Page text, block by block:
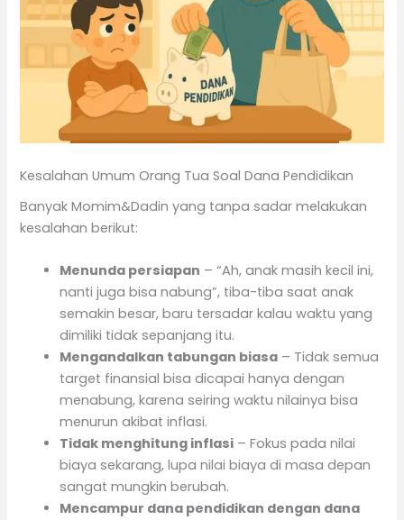
Kesalahan Umum Orang Tua Soal Dana Pendidikan
Banyak Momim&Dadin yang tanpa sadar melakukan
kesalahan berikut:
Menunda persiapan – “Ah, anak masih kecil ini,
nanti juga bisa nabung”, tiba-tiba saat anak
semakin besar, baru tersadar kalau waktu yang
dimiliki tidak sepanjang itu.
Mengandalkan tabungan biasa – Tidak semua
target finansial bisa dicapai hanya dengan
menabung, karena seiring waktu nilainya bisa
menurun akibat inflasi.
Tidak menghitung inflasi – Fokus pada nilai
biaya sekarang, lupa nilai biaya di masa depan
sangat mungkin berubah.
Mencampur dana pendidikan dengan dana